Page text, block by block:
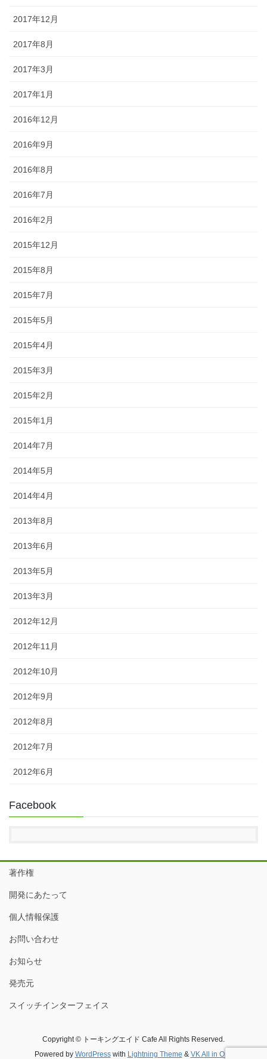
2017年12月
2017年8月
2017年3月
2017年1月
2016年12月
2016年9月
2016年8月
2016年7月
2016年2月
2015年12月
2015年8月
2015年7月
2015年5月
2015年4月
2015年3月
2015年2月
2015年1月
2014年7月
2014年5月
2014年4月
2013年8月
2013年6月
2013年5月
2013年3月
2012年12月
2012年11月
2012年10月
2012年9月
2012年8月
2012年7月
2012年6月
Facebook
著作権
開発にあたって
個人情報保護
お問い合わせ
お知らせ
発売元
スイッチインターフェイス
Copyright © トーキングエイド Cafe All Rights Reserved.
Powered by WordPresswith Lightning Theme & VK All in One